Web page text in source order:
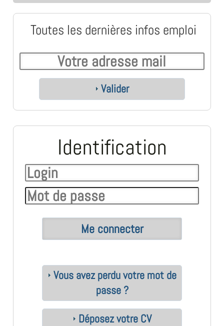
Toutes les dernières infos emploi
Valider
Identification
Vous avez perdu votre mot de
passe ?
Déposez votre CV